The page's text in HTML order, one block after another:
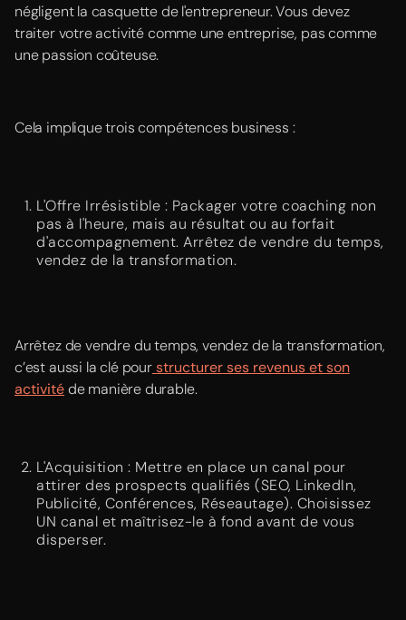
négligent la casquette de l'entrepreneur. Vous devez
traiter votre activité comme une entreprise, pas comme
une passion coûteuse.
Cela implique trois compétences business :
L'Offre Irrésistible : Packager votre coaching non
pas à l'heure, mais au résultat ou au forfait
d'accompagnement. Arrêtez de vendre du temps,
vendez de la transformation.
Arrêtez de vendre du temps, vendez de la transformation,
c’est aussi la clé pourstructurer ses revenus et son
activitéde manière durable.
L'Acquisition : Mettre en place un canal pour
attirer des prospects qualifiés (SEO, LinkedIn,
Publicité, Conférences, Réseautage). Choisissez
UN canal et maîtrisez-le à fond avant de vous
disperser.